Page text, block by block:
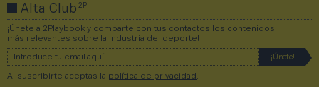
Alta Club2P
¡Únete a 2Playbook y comparte con tus contactos los contenidos
más relevantes sobre la industria del deporte!
Al suscribirte aceptas la política de privacidad